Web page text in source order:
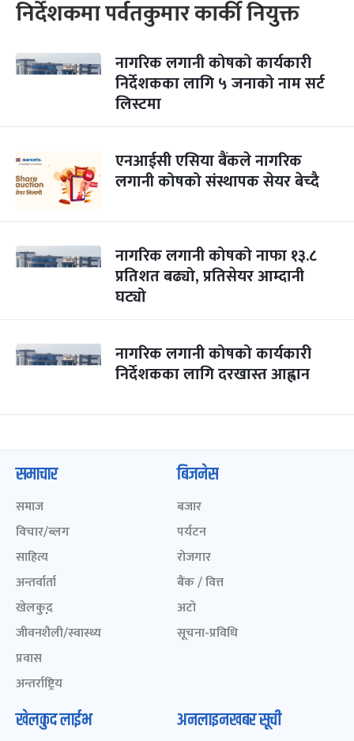
निर्देशकमा पर्वतकुमार कार्की नियुक्त
नागरिक लगानी कोषको कार्यकारी
निर्देशकका लागि ५ जनाको नाम सर्ट
लिस्टमा
एनआईसी एसिया बैंकले नागरिक
लगानी कोषको संस्थापक सेयर बेच्दै
नागरिक लगानी कोषको नाफा १३.८
प्रतिशत बढ्यो, प्रतिसेयर आम्दानी
घट्यो
नागरिक लगानी कोषको कार्यकारी
निर्देशकका लागि दरखास्त आह्वान
समाचार
समाज
विचार/ब्लग
साहित्य
अन्तर्वार्ता
खेलकुद़़
जीवनशैली/स्वास्थ्य
प्रवास
अन्तर्राष्ट्रिय
बिजनेस
बजार
पर्यटन
रोजगार
बैंक / वित्त
अटो
सूचना-प्रविधि
खेलकुद लाईभ अनलाइनखबर सूची